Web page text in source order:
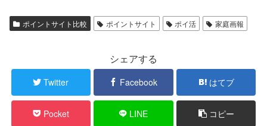
ポイントサイト比較 ポイントサイト ポイ活 家庭画報
シェアする
Twitter Facebook はてブ
Pocket LINE コピー